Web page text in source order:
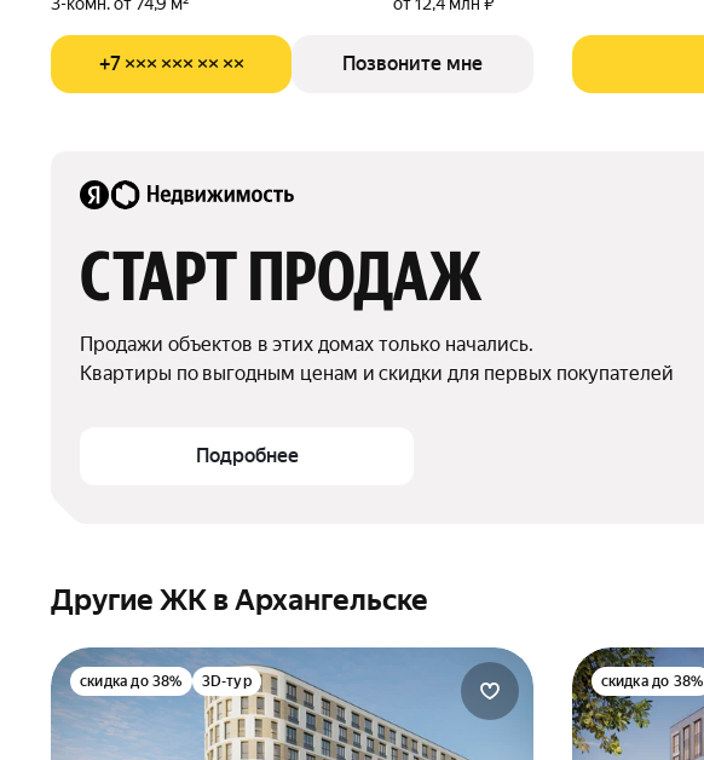
+7 ××× ××× ×× ×× Позвоните мне
СТАРТ ПРОДАЖ
Продажи объектов в этих домах только начались.
Квартиры по выгодным ценам и скидки для первых покупателей
Подробнее
Другие ЖК в Архангельске
скидка до 38% 3D-тур скидка до 38%